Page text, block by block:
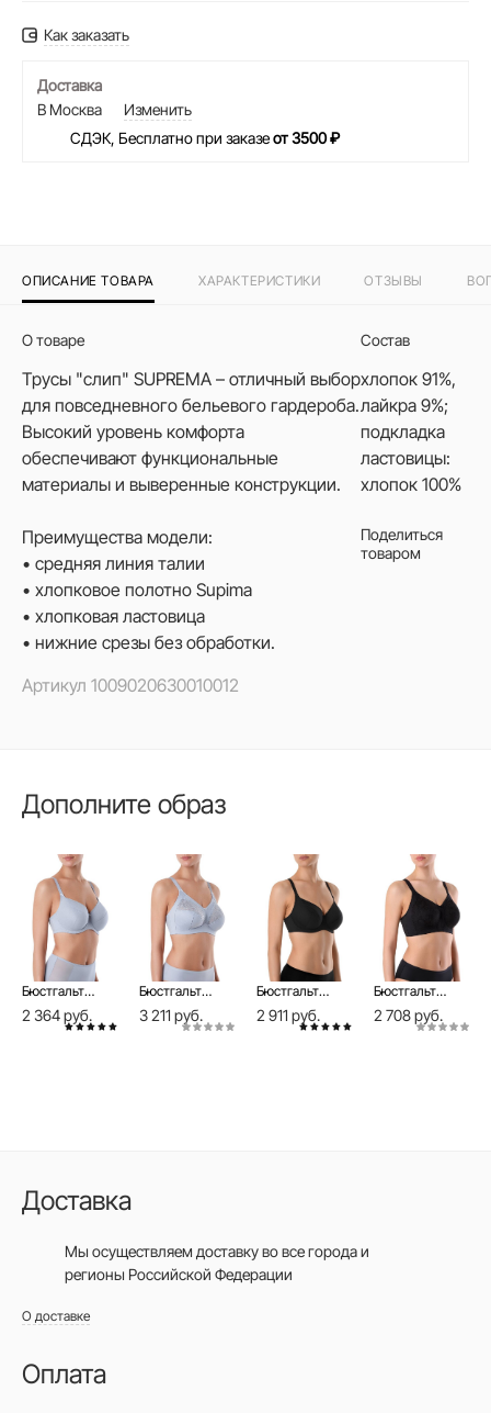
Как заказать
Доставка
В Москва
Изменить
СДЭК, Бесплатно при заказеот 3500 ₽
ОПИСАНИЕ ТОВАРА ХАРАКТЕРИСТИКИ ОТЗЫВЫ
О товаре
Трусы "слип" SUPREMA – отличный выбор
для повседневного бельевого гардероба.
Высокий уровень комфорта
обеспечивают функциональные
материалы и выверенные конструкции.
Преимущества модели:
• средняя линия талии
• хлопковое полотно Supima
• хлопковая ластовица
• нижние срезы без обработки.
Артикул 1009020630010012
Состав
хлопок 91%,
лайкра 9%;
подкладка
ластовицы:
хлопок 100%
Поделиться
товаром
Дополните образ
Бюстгальтер женский SUPREMA RB6019 прованс
2 364 руб.
Бюстгальтер женский SUPREMA RB7020
3 211 руб.
Бюстгальтер женский SUPREMA RB6022
2 911 руб.
Бюстгальтер женский SUPREMA RB7071 черный
2 708 руб.
Доставка
Мы осуществляем доставку во все городаи
регионы Российской Федерации
О доставке
Оплата